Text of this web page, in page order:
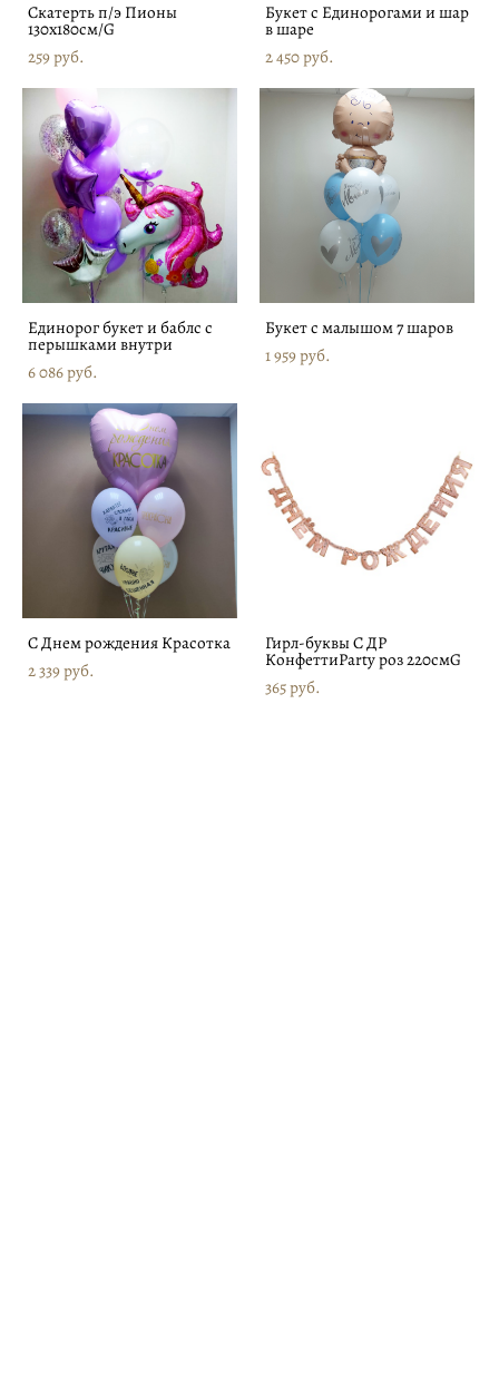
Скатерть п/э Пионы
130х180см/G
259 pуб.
Букет с Единорогами и шар
в шаре
2 450 pуб.
Единорог букет и баблс с
перышками внутри
6 086 pуб.
Букет с малышом 7 шаров
1 959 pуб.
С Днем рождения Красотка
2 339 pуб.
Гирл-буквы С ДР
КонфеттиParty роз 220смG
365 pуб.